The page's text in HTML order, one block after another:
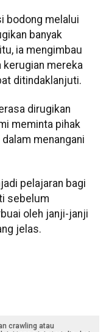
bodong melalui
banyak
ia mengimbau
kerugian mereka
ditindaklanjuti.
dirugikan
meminta pihak
menangani
pelajaran bagi
sebelum
oleh janji-janji
jelas.
crawling atau